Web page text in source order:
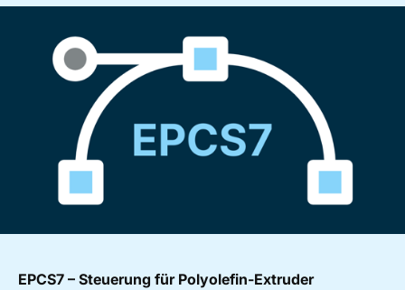
EPCS7 – Steuerung für Polyolefin-Extruder